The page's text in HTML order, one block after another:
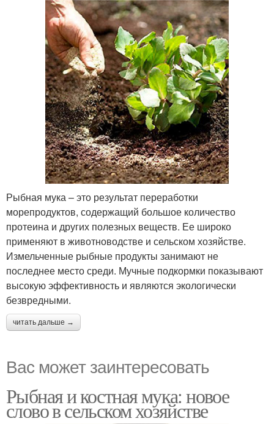
Мука на почву Мука для достижения
Рыбная мука – это результат переработки
морепродуктов, содержащий большое количество
протеина и других полезных веществ. Ее широко
применяют в животноводстве и сельском хозяйстве.
Измельченные рыбные продукты занимают не
последнее место среди. Мучные подкормки показывают
высокую эффективность и являются экологически
безвредными.
читать дальше →
Вас может заинтересовать
Рыбная и костная мука: новое
слово в сельском хозяйстве